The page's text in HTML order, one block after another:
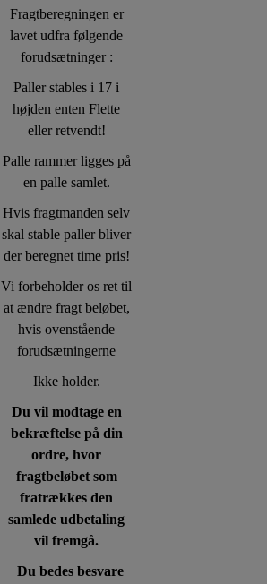
Fragtberegningen er
lavet udfra følgende
forudsætninger :
Paller stables i 17 i
højden enten Flette
eller retvendt!
Palle rammer ligges på
en palle samlet.
Hvis fragtmanden selv
skal stable paller bliver
der beregnet time pris!
Vi forbeholder os ret til
at ændre fragt beløbet,
hvis ovenstående
forudsætningerne
Ikke holder.
Du vil modtage en
bekræftelse på din
ordre, hvor
fragtbeløbet som
fratrækkes den
samlede udbetaling
vil fremgå.
Du bedes besvare